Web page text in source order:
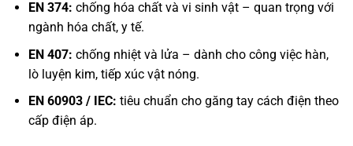
EN 374: chống hóa chất và vi sinh vật – quan trọng với
ngành hóa chất, y tế.
EN 407: chống nhiệt và lửa – dành cho công việc hàn,
lò luyện kim, tiếp xúc vật nóng.
EN 60903 / IEC: tiêu chuẩn cho găng tay cách điện theo
cấp điện áp.